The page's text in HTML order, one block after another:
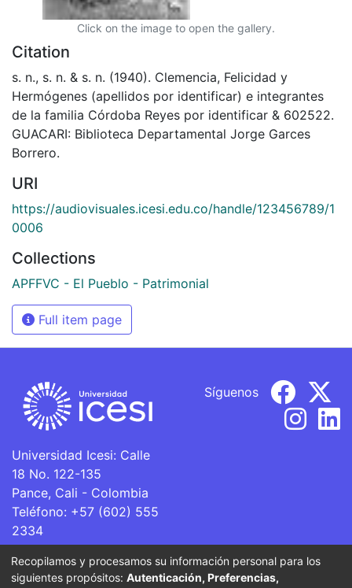
Click on the image to open the gallery.
Citation
s. n., s. n. & s. n. (1940). Clemencia, Felicidad y
Hermógenes (apellidos por identificar) e integrantes
de la familia Córdoba Reyes por identificar & 602522.
GUACARI: Biblioteca Departamental Jorge Garces
Borrero.
URI
https://audiovisuales.icesi.edu.co/handle/123456789/1
0006
Collections
APFFVC - El Pueblo - Patrimonial
Full item page
Universidad Icesi: Calle
18 No. 122-135
Pance, Cali - Colombia
Teléfono: +57 (602) 555
2334
ventanillaunica@icesi.edu.co
Síguenos
Recopilamos y procesamos su información personal para los
siguientes propósitos: Autenticación, Preferencias,